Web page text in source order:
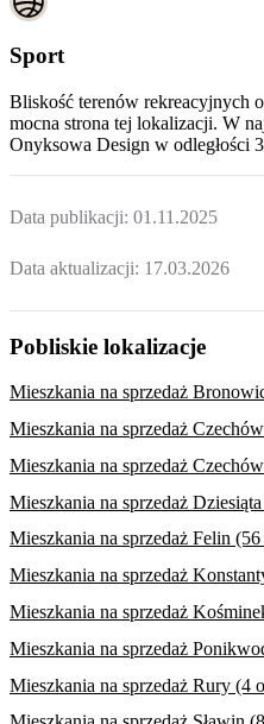
Sport
Bliskość terenów rekreacyjnych
mocna strona tej lokalizacji. W
Onyksowa Design w odległości
Data publikacji: 01.11.2025
Data aktualizacji: 17.03.2026
Pobliskie lokalizacje
Mieszkania na sprzedaż
Mieszkania na sprzedaż
Mieszkania na sprzedaż
Mieszkania na sprzedaż
Mieszkania na sprzedaż Felin
Mieszkania na sprzedaż
Mieszkania na sprzedaż
Mieszkania na sprzedaż
Mieszkania na sprzedaż Rury (4